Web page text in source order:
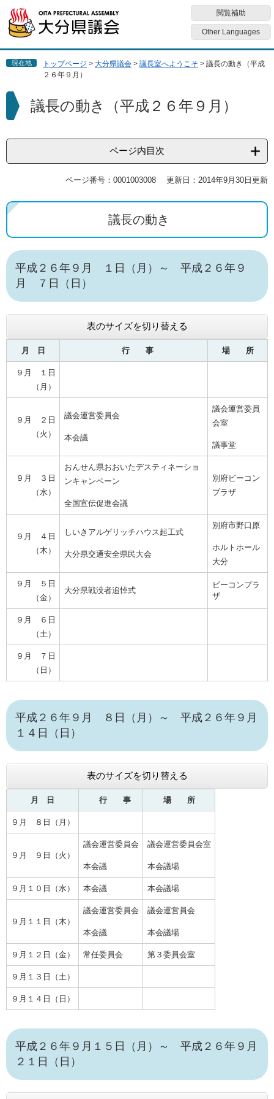
ジ
先
す
ュ
を
し
本
閲覧補助
Other Languages
現在地 トップページ > 大分県議会 > 議長室へようこそ > 議長の動き（平成
２６年９月）
本
議長の動き（平成２６年９月）
ページ内目次
ページ番号：0001003008 更新日：2014年9月30日更新
議長の動き
平成２６年９月 １日（月）～ 平成２６年９
月 ７日（日）
表のサイズを切り替える
月 日 行 事 場 所
９月 １日
（月）
９月 ２日
（火）
議会運営委員会
本会議
議会運営委員
会室
議事堂
９月 ３日
（水）
おんせん県おおいたデスティネーショ
ンキャンペーン
全国宣伝促進会議
別府ビーコン
プラザ
９月 ４日
（木）
しいきアルゲリッチハウス起工式
大分県交通安全県民大会
別府市野口原
ホルトホール
大分
９月 ５日
（金）
大分県戦没者追悼式
ビーコンプラ
ザ
９月 ６日
（土）
９月 ７日
（日）
平成２６年９月 ８日（月）～ 平成２６年９月
１４日（日）
表のサイズを切り替える
月 日 行 事 場 所
９月 ８日（月）
９月 ９日（火）
議会運営委員会
本会議
議会運営委員会室
本会議場
９月１０日（水） 本会議 本会議場
９月１１日（木）
議会運営委員会
本会議
議会運営員会
本会議場
９月１２日（金） 常任委員会 第３委員会室
９月１３日（土）
９月１４日（日）
平成２６年９月１５日（月）～ 平成２６年９月
２１日（日）